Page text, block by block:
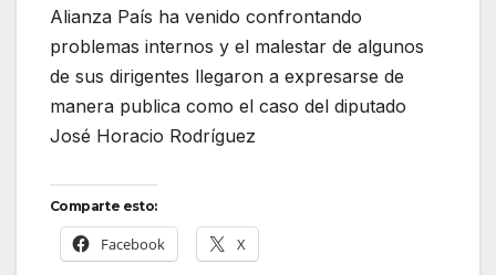
Alianza País ha venido confrontando
problemas internos y el malestar de algunos
de sus dirigentes llegaron a expresarse de
manera publica como el caso del diputado
José Horacio Rodríguez
Comparte esto:
Facebook X